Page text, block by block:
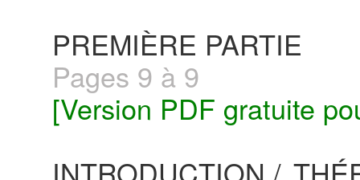
PREMIÈRE PARTIE
Pages 9 à 9
[Version PDF gratuite